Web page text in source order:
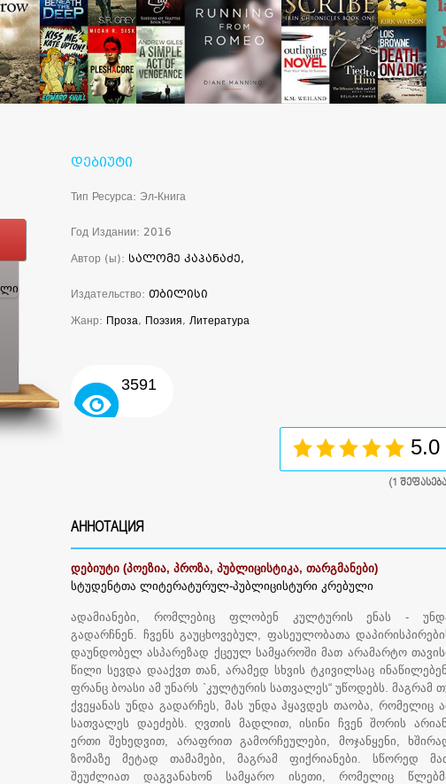
დებიუტი
Тип Ресурса: Эл-Книга
Год Издании: 2016
Автор (ы): სალომე კაპანაძე,
Издательство: თბილისი
Жанр: Проза, Поэзия, Литература
3591
5.0
(1
АННОТАЦИЯ
დებიუტი (პოეზია, პროზა, პუბლიცისტიკა, თარგმანები)
სტუდენტთა ლიტერატურულ-პუბლიცისტური კრებული
ადამიანები, რომლებიც ფლობენ კულტურის ენას -
გადარჩნენ. ჩვენს გაუცხოვებულ, ფასეულობათა
დაუნდობელ ასპარეზად ქცეულ სამყაროში მათ არამარტო
წილი სევდა დააქვთ თან, არამედ სხვის ტკივილსაც
ფრანც ბოასი ამ უნარს `კულტურის სათვალეს“ უწოდებს. მაგრამ
ქვეყანას უნდა გადარჩეს, მას უნდა ჰყავდეს თაობა, რომელიც
სათვალეს დაეძებს. ღვთის მადლით, ისინი ჩვენ შორის
ერთი შეხედვით, არაფრით გამორჩეულები, მოჯანყენი,
ზომაზე მეტად თამამები, მაგრამ ფიქრიანები. სწორედ
შეუძლიათ დაგვანახონ სამყარო ისეთი, რომელიც